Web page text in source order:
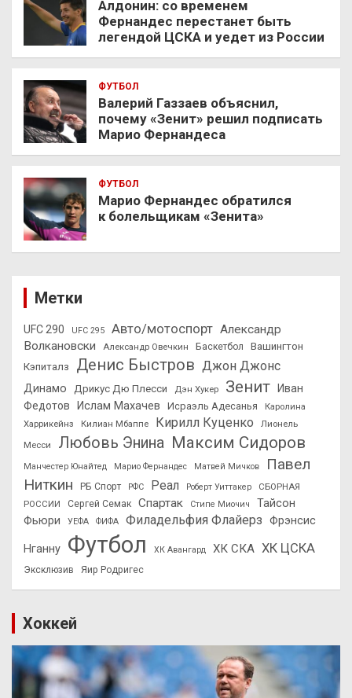
Алдонин: со временем
Фернандес перестанет быть
легендой ЦСКА и уедет из России
ФУТБОЛ
Валерий Газзаев объяснил,
почему «Зенит» решил подписать
Марио Фернандеса
ФУТБОЛ
Марио Фернандес обратился
к болельщикам «Зенита»
Метки
UFC 290 UFC 295 Авто/мотоспорт Александр
Волкановски
Александр Овечкин Баскетбол
Вашингтон
Кэпиталз
Денис Быстров Джон Джонс
Динамо Дрикус Дю Плесси Дэн Хукер Зенит
Иван
Федотов
Ислам Махачев Исраэль Адесанья
Каролина
Харрикейнз
Килиан Мбаппе Кирилл Куценко
Лионель
Месси
Любовь Энина Максим Сидоров
Манчестер Юнайтед Марио Фернандес Матвей Мичков
Павел
Ниткин
РБ Спорт РФС Реал Роберт Уиттакер
СБОРНАЯ
РОССИИ
Сергей Семак Спартак Стипе Миочич
Тайсон
Фьюри
УЕФА ФИФА Филадельфия Флайерз Фрэнсис
Нганну Футбол ХК Авангард ХК СКА ХК ЦСКА
Эксклюзив Яир Родригес
Хоккей